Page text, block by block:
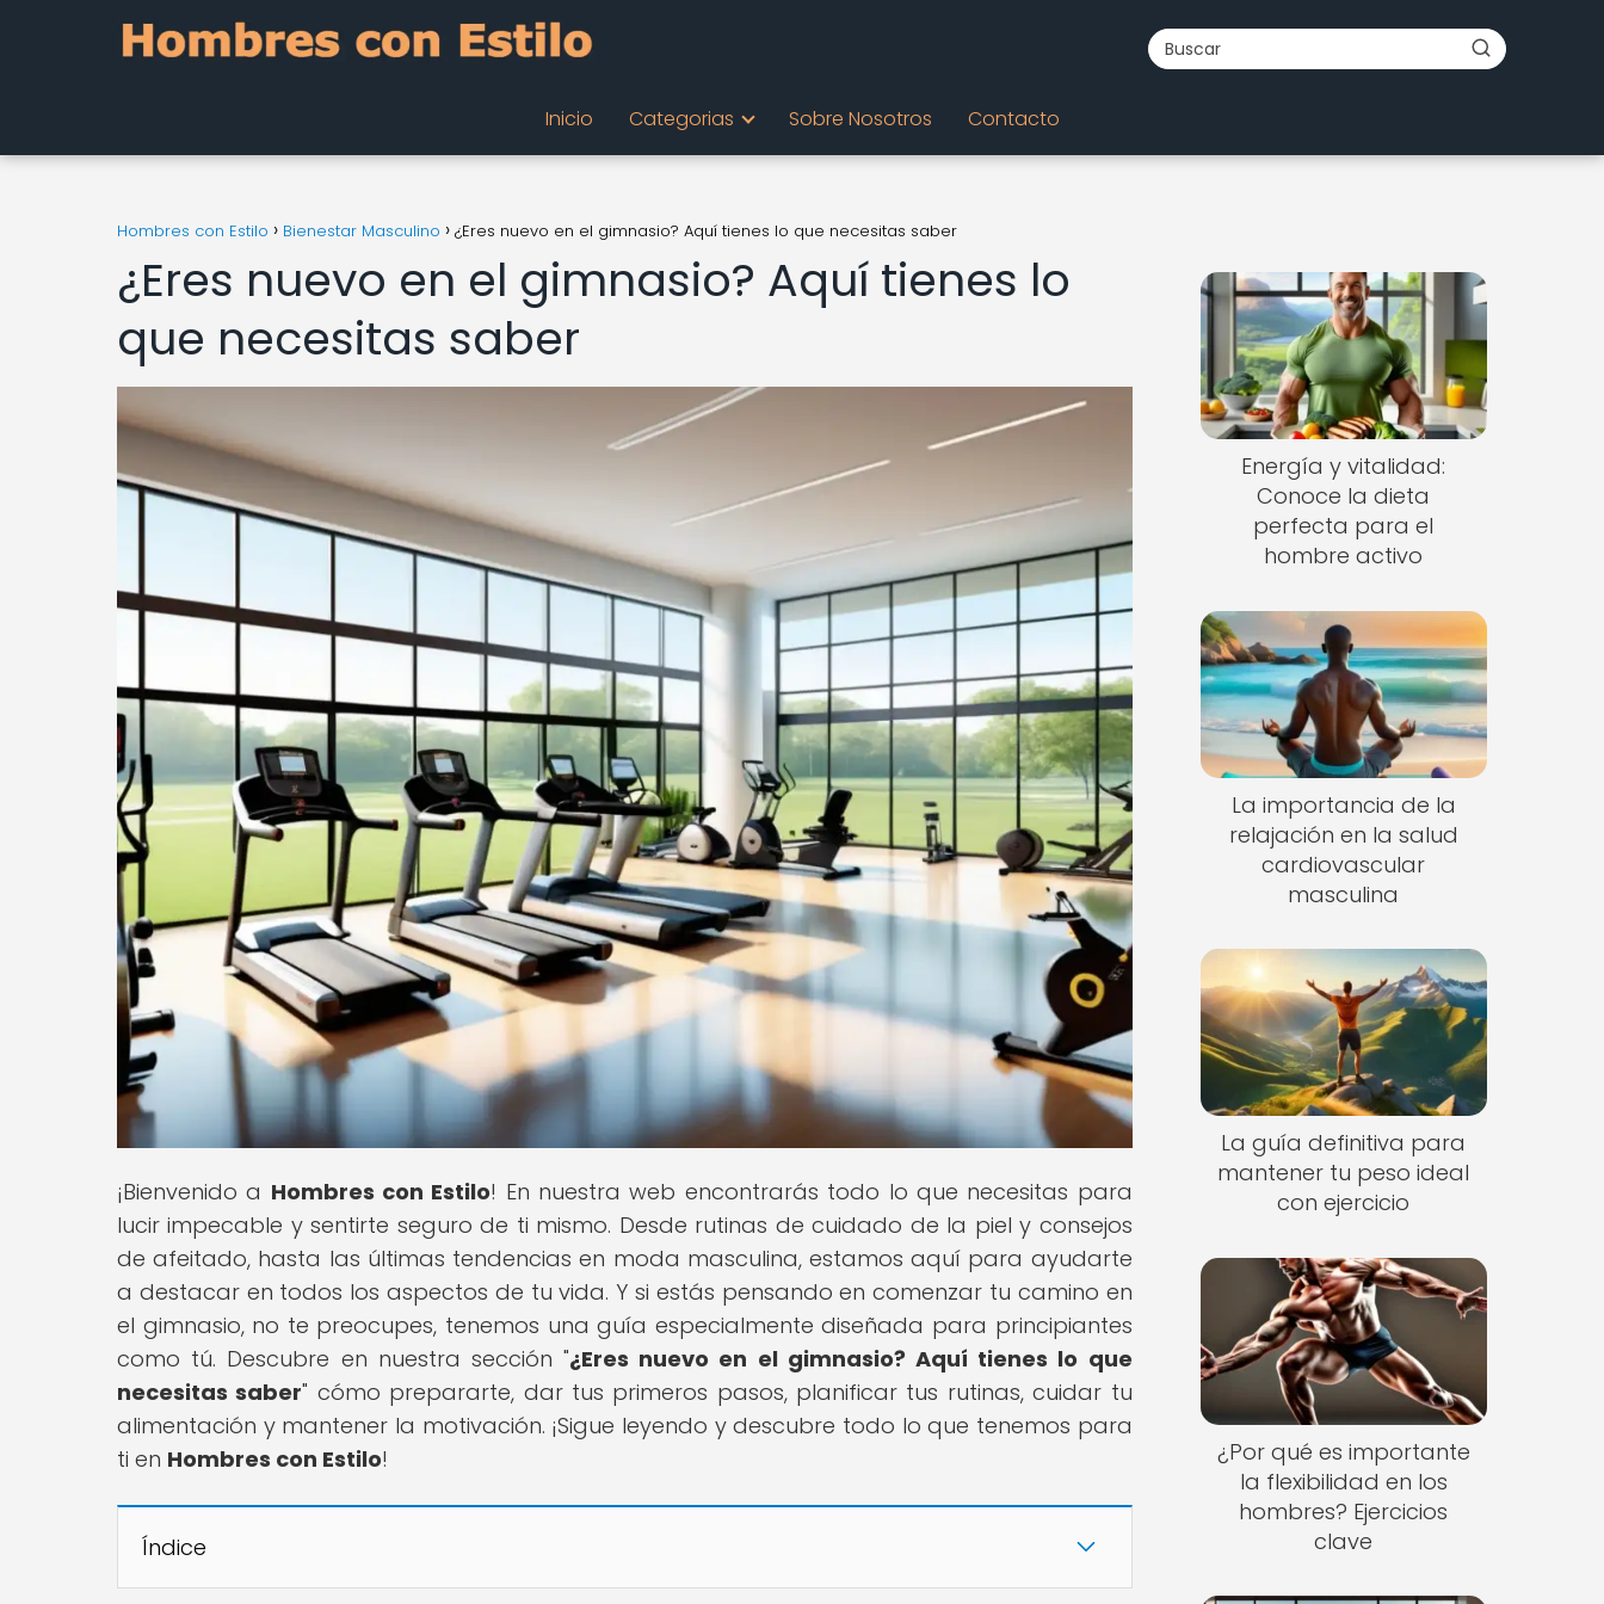
Inicio Categorias Sobre Nosotros Contacto
Hombres con Estilo Bienestar Masculino ¿Eres nuevo en el gimnasio? Aquí tienes lo que necesitas saber
¿Eres nuevo en el gimnasio? Aquí tienes lo
que necesitas saber
¡Bienvenido a Hombres con Estilo! En nuestra web encontrarás todo lo que necesitas para
lucir impecable y sentirte seguro de ti mismo. Desde rutinas de cuidado de la piel y consejos
de afeitado, hasta las últimas tendencias en moda masculina, estamos aquí para ayudarte
a destacar en todos los aspectos de tu vida. Y si estás pensando en comenzar tu camino en
el gimnasio, no te preocupes, tenemos una guía especialmente diseñada para principiantes
como tú. Descubre en nuestra sección "¿Eres nuevo en el gimnasio? Aquí tienes lo que
necesitas saber" cómo prepararte, dar tus primeros pasos, planificar tus rutinas, cuidar tu
alimentación y mantener la motivación. ¡Sigue leyendo y descubre todo lo que tenemos para
ti en Hombres con Estilo!
Índice
Energía y vitalidad:
Conoce la dieta
perfecta para el
hombre activo
La importancia de la
relajación en la salud
cardiovascular
masculina
La guía definitiva para
mantener tu peso ideal
con ejercicio
¿Por qué es importante
la flexibilidad en los
hombres? Ejercicios
clave